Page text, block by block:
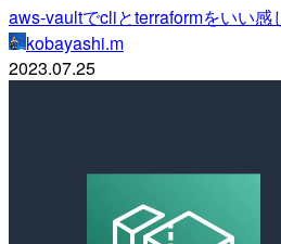
aws-vaultでcliとterraformをいい感
kobayashi.m
2023.07.25